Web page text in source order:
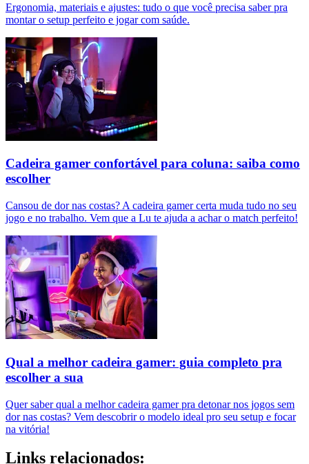
Ergonomia, materiais e ajustes: tudo o que você precisa saber pra
montar o setup perfeito e jogar com saúde.
Cadeira gamer confortável para coluna: saiba como
escolher
Cansou de dor nas costas? A cadeira gamer certa muda tudo no seu
jogo e no trabalho. Vem que a Lu te ajuda a achar o match perfeito!
Qual a melhor cadeira gamer: guia completo pra
escolher a sua
Quer saber qual a melhor cadeira gamer pra detonar nos jogos sem
dor nas costas? Vem descobrir o modelo ideal pro seu setup e focar
na vitória!
Links relacionados: